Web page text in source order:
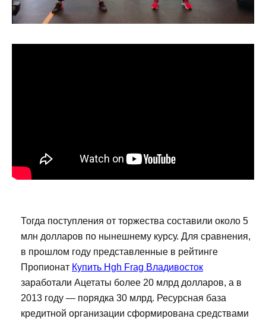
Тогда поступления от торжества составили около 5
млн долларов по нынешнему курсу. Для сравнения,
в прошлом году представленные в рейтинге
Пропионат Купить Hgh Frag Владивосток
заработали Ацетаты более 20 млрд долларов, а в
2013 году — порядка 30 млрд. Ресурсная база
кредитной организации сформирована средствами